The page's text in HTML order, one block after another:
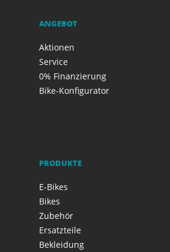
ANGEBOT
Aktionen
Service
0% Finanzierung
Bike-Konfigurator
PRODUKTE
E-Bikes
Bikes
Zubehör
Ersatzteile
Bekleidung